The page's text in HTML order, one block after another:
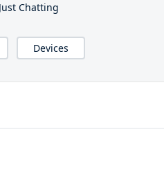
Chatting
Devices